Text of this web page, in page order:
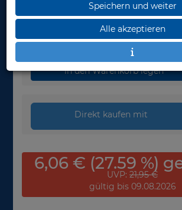
in den Warenkorb legen
Direkt kaufen mit
6,06 € (27.59 %)
UVP: 21,95 €
gültig bis 09.08.2026
Speichern und weiter
Alle akzeptieren